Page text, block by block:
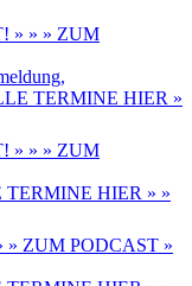
» » » ZUM
TERMINE HIER »
» » » ZUM
TERMINE HIER » »
» ZUM PODCAST »